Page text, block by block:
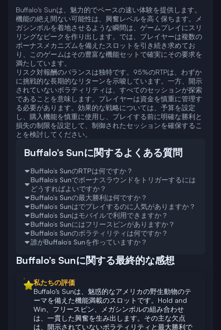
Buffalo’s Sunは、魅力的でペースの速い体験を提供します。
機能の絶え間ない可能性は、興奮レベルを高く保ちます。メ
ガシンボルを着地させるような瞬間は、ゲームプレイにスリ
リングなピークを作り出します。では、プレイヤーは複数の
ボーナスメカニズムを備えたスロットを引き続き求めてお
り、このゲームはその豊富な機能セットで確実にその要求を
満たしています。
リスク対報酬のバランスは独特です。95%のRTPは、わずか
に挑戦的な長期的なリターンを示唆しています。一方、開示
されていないボラティリティは、すべてのセッションが探索
であることを意味します。プレイヤーは資金を慎重に管理す
る必要があります。効果的な戦略については、予算を設定
し、購入機能を慎重に使用し、プレイする前に明確な勝利と
損失の制限を設定して、制御されたセッションを確保するこ
とを検討してください。
Buffalo’s Sunに関するよくある質問
Buffalo’s SunのRTPは何ですか？
このゲームのRTPは95%で、業界標準をわずか
に下回っています。
Buffalo’s Sunでボーナスラウンドをトリガーするには
どうすればよいですか？
Hold and Winボーナスラウンドは、十分なボー
ナスシンボルを着地させることでトリガーされ
ます。フリースピン機能は、リールにスキャッ
ターシンボルを着地させることでアクティブに
なります。
Buffalo’s Sunの最大勝利は何ですか？
このゲームの最大勝利は、開発者によって開示
されていません。
Buffalo’s Sunはでプレイするのに人気がありますか？
はい、Buffalo’s Sunは、その魅力的なアメリカ
の野生動物のテーマと、Hold and Winやメガシ
ンボルのような豊富な機能のコレクションによ
り、でも人気があります。
Buffalo’s Sunはモバイルで利用できますか？
はい、Buffalo’s Sunは、タッチフレンドリーな
コントロールとシームレスなパフォーマンスを
備えたiOSおよびAndroidデバイス向けに完全に
最適化されています。
Buffalo’s Sunにはフリースピンがありますか？
はい、このゲームにはフリースピン機能が含ま
れています。ベースゲーム中に必要な数のスキ
ャッターシンボルを着地させることでトリガー
されます。
Buffalo’s Sunのボラティリティは何ですか？
このゲームのボラティリティは、開発者によっ
て開示されていません。これは、勝利の頻度と
サイズが予測不可能であることを意味します。
誰がBuffalo’s Sunを作っていますか？
Buffalo’s SunはZillion Gamesによって開発され
ており、ユニークなメカニズムを備えた革新的
Buffalo’s Sunに関する最終的な感想
私たちの評価
Buffalo’s Sunは、魅惑的なアメリカの野生動物のテ
ーマを備えた機能満載のスロットです。Hold and
Win、フリースピン、メガシンボルの組み合わせ
は、一貫した興奮を生み出します。その主な欠点
は、開示されていないボラティリティと最大勝利で